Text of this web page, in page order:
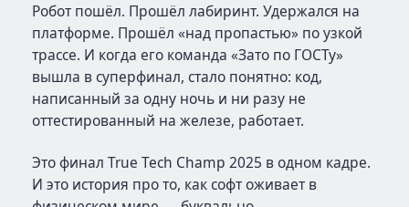
Робот пошёл. Прошёл лабиринт. Удержался на
платформе. Прошёл «над пропастью» по узкой
трассе. И когда его команда «Зато по ГОСТу»
вышла в суперфинал, стало понятно: код,
написанный за одну ночь и ни разу не
оттестированный на железе, работает.
Это финал True Tech Champ 2025 в одном кадре.
И это история про то, как софт оживает в